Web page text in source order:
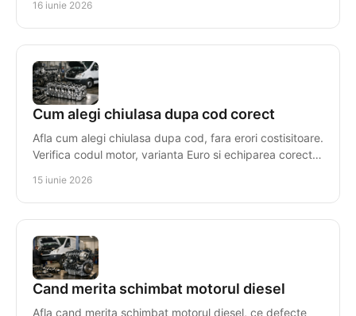
16 iunie 2026
Cum alegi chiulasa dupa cod corect
Afla cum alegi chiulasa dupa cod, fara erori costisitoare.
Verifica codul motor, varianta Euro si echiparea corecta
15 iunie 2026
Cand merita schimbat motorul diesel
Afla cand merita schimbat motorul diesel, ce defecte